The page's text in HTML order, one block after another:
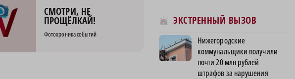
СМОТРИ, НЕ
ПРОЩЁЛКАЙ!
Фотохроника событий
ЭКСТРЕННЫЙ ВЫЗОВ
Нижегородские
коммунальщики получили
почти 20 млн рублей
штрафов за нарушения